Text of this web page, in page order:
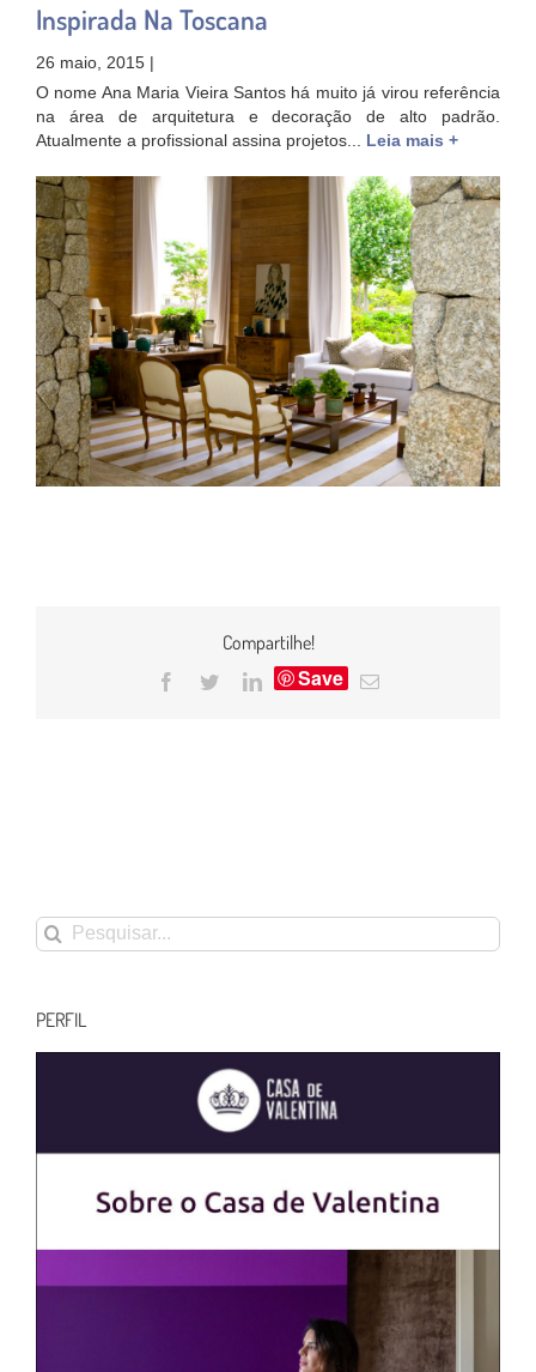
Inspirada Na Toscana
26 maio, 2015 |
O nome Ana Maria Vieira Santos há muito já virou referência
na área de arquitetura e decoração de alto padrão.
Atualmente a profissional assina projetos...
Leia mais +
Compartilhe!
Facebook
TwitterLinkedIn
Save
E-
Buscar
resultados
PERFIL